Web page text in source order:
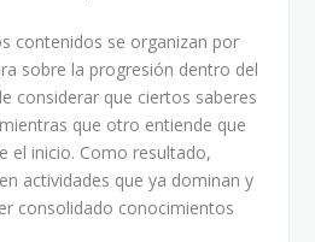
contenidos se organizan por
sobre la progresión dentro del
considerar que ciertos saberes
que otro entiende que
el inicio. Como resultado,
actividades que ya dominan y
consolidado conocimientos